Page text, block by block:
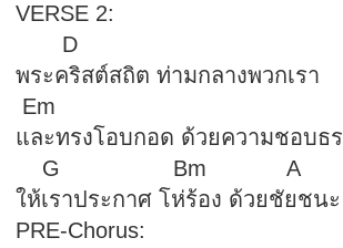
VERSE 2:
D
พระคริสต์สถิต ท่ามกลางพวกเรา
Em
และทรงโอบกอด ด้วยความชอบธ
G Bm A
ให้เราประกาศ โห่ร้อง ด้วยชัยชนะ
PRE-Chorus: